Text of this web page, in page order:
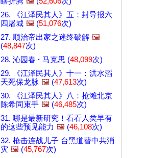
26. 《江泽民其人》五：封导报六
四屠城 🖼️ (51,076次)
27. 顺治帝出家之迷终破解 🖼️
(48,847次)
28. 沁园春 · 马克思 (48,099次)
29. 《江泽民其人》十一：洪水滔
天死保龙脉 🖼️ (47,613次)
30. 《江泽民其人》八：抢滩北京
陈希同束手 🖼️ (46,485次)
31. 哪是最新研究！看看人类早有
的这些预见能力 🖼️ (46,108次)
32. 枪击连战儿子 台黑道替中共消
灾 🖼️ (45,767次)